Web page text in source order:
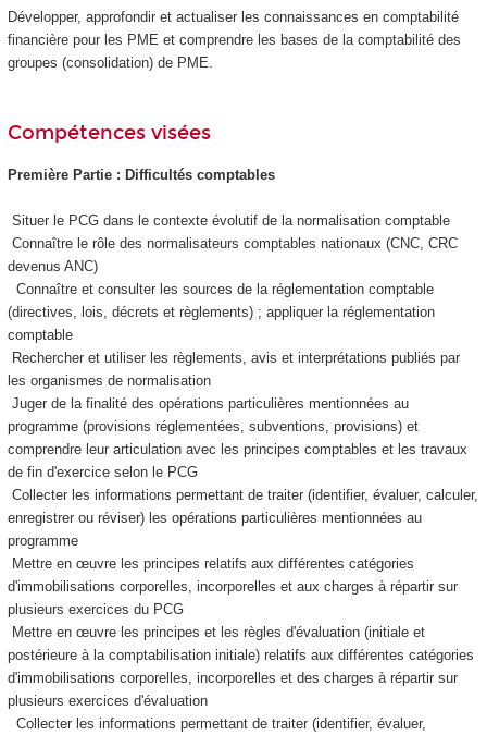
Développer, approfondir et actualiser les connaissances en comptabilité
financière pour les PME et comprendre les bases de la comptabilité des
groupes (consolidation) de PME.
Compétences visées
Première Partie : Difficultés comptables
Situer le PCG dans le contexte évolutif de la normalisation comptable
Connaître le rôle des normalisateurs comptables nationaux (CNC, CRC
devenus ANC)
Connaître et consulter les sources de la réglementation comptable
(directives, lois, décrets et règlements) ; appliquer la réglementation
comptable
Rechercher et utiliser les règlements, avis et interprétations publiés par
les organismes de normalisation
Juger de la finalité des opérations particulières mentionnées au
programme (provisions réglementées, subventions, provisions) et
comprendre leur articulation avec les principes comptables et les travaux
de fin d'exercice selon le PCG
Collecter les informations permettant de traiter (identifier, évaluer, calculer,
enregistrer ou réviser) les opérations particulières mentionnées au
programme
Mettre en œuvre les principes relatifs aux différentes catégories
d'immobilisations corporelles, incorporelles et aux charges à répartir sur
plusieurs exercices du PCG
Mettre en œuvre les principes et les règles d'évaluation (initiale et
postérieure à la comptabilisation initiale) relatifs aux différentes catégories
d'immobilisations corporelles, incorporelles et des charges à répartir sur
plusieurs exercices d'évaluation
Collecter les informations permettant de traiter (identifier, évaluer,